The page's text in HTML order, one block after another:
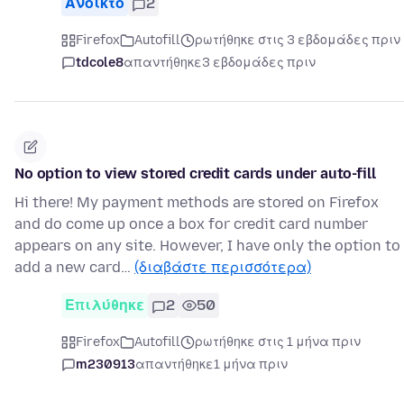
Ανοικτό 2
Firefox Autofill
ρωτήθηκε στις 3 εβδομάδες πριν
tdcole8απαντήθηκε3 εβδομάδες πριν
No option to view stored credit cards under auto-fill
Hi there! My payment methods are stored on Firefox
and do come up once a box for credit card number
appears on any site. However, I have only the option to
add a new card… (διαβάστε περισσότερα)
Επιλύθηκε 2 50
Firefox Autofill
ρωτήθηκε στις 1 μήνα πριν
m230913απαντήθηκε1 μήνα πριν